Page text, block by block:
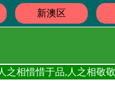
新澳区
之相惜惜于品,人之相敬